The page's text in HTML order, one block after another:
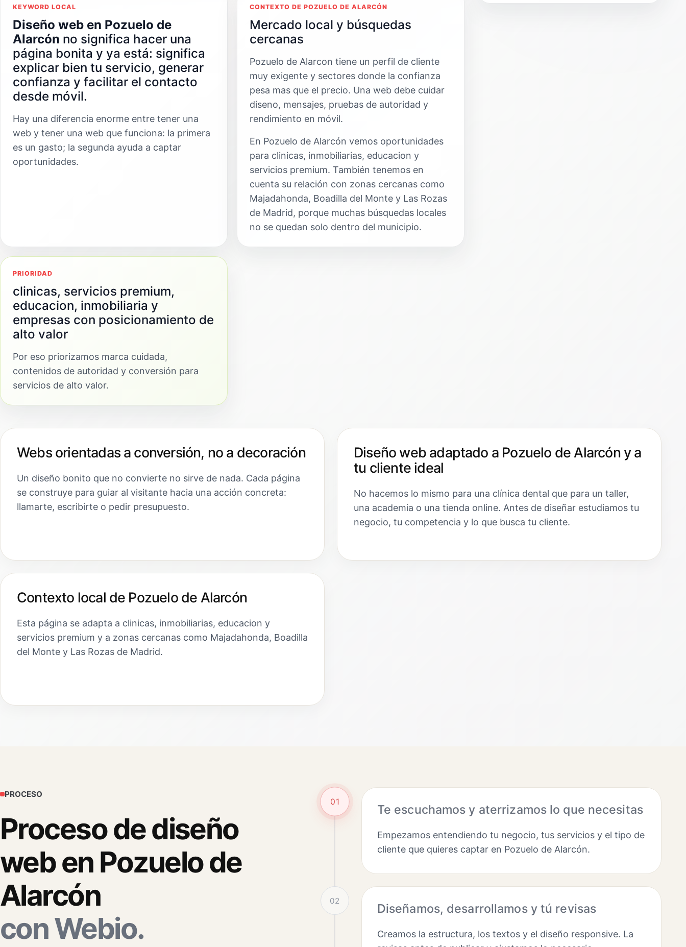
KEYWORD LOCAL
Diseño web en Pozuelo de
Alarcón no significa hacer una
página bonita y ya está: significa
explicar bien tu servicio, generar
confianza y facilitar el contacto
desde móvil.
Hay una diferencia enorme entre tener una
web y tener una web que funciona: la primera
es un gasto; la segunda ayuda a captar
oportunidades.
CONTEXTO DE POZUELO DE ALARCÓN
Mercado local y búsquedas
cercanas
Pozuelo de Alarcon tiene un perfil de cliente
muy exigente y sectores donde la confianza
pesa mas que el precio. Una web debe cuidar
diseno, mensajes, pruebas de autoridad y
rendimiento en móvil.
En Pozuelo de Alarcón vemos oportunidades
para clinicas, inmobiliarias, educacion y
servicios premium. También tenemos en
cuenta su relación con zonas cercanas como
Majadahonda, Boadilla del Monte y Las Rozas
de Madrid, porque muchas búsquedas locales
no se quedan solo dentro del municipio.
PRIORIDAD
clinicas, servicios premium,
educacion, inmobiliaria y
empresas con posicionamiento de
alto valor
Por eso priorizamos marca cuidada,
contenidos de autoridad y conversión para
servicios de alto valor.
Webs orientadas a conversión, no a decoración
Un diseño bonito que no convierte no sirve de nada. Cada página
se construye para guiar al visitante hacia una acción concreta:
llamarte, escribirte o pedir presupuesto.
Diseño web adaptado a Pozuelo de Alarcón y a
tu cliente ideal
No hacemos lo mismo para una clínica dental que para un taller,
una academia o una tienda online. Antes de diseñar estudiamos tu
negocio, tu competencia y lo que busca tu cliente.
Contexto local de Pozuelo de Alarcón
Esta página se adapta a clinicas, inmobiliarias, educacion y
servicios premium y a zonas cercanas como Majadahonda, Boadilla
del Monte y Las Rozas de Madrid.
PROCESO
Proceso de diseño
web en Pozuelo de
Alarcón
con Webio.
01
Te escuchamos y aterrizamos lo que necesitas
Empezamos entendiendo tu negocio, tus servicios y el tipo de
cliente que quieres captar en Pozuelo de Alarcón.
02
Diseñamos, desarrollamos y tú revisas
Creamos la estructura, los textos y el diseño responsive. La